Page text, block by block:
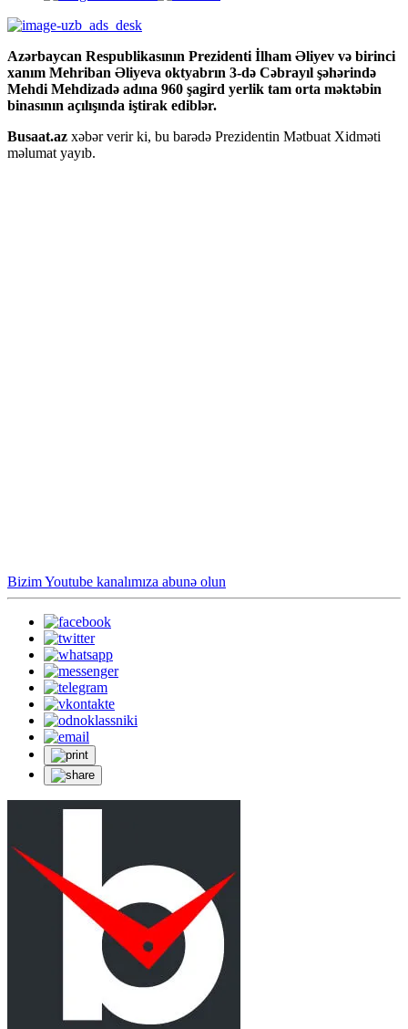
Azərbaycan Respublikasının Prezidenti İlham Əliyev və birinci
xanım Mehriban Əliyeva oktyabrın 3-də Cəbrayıl şəhərində
Mehdi Mehdizadə adına 960 şagird yerlik tam orta məktəbin
binasının açılışında iştirak ediblər.
Busaat.az xəbər verir ki, bu barədə Prezidentin Mətbuat Xidməti
məlumat yayıb.
Bizim Youtube kanalımıza abunə olun